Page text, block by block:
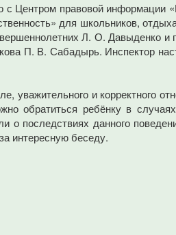
Центром правовой
для школьников,
Л. О. Давыденко
П. В. Сабадырь. Инспектор
и корректного
обратиться ребёнку в
о последствиях данного
интересную беседу.